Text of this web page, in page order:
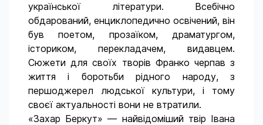
української літератури. Всебічно
обдарований, енциклопедично освічений, він
був поетом, прозаїком, драматургом,
істориком, перекладачем, видавцем.
Сюжети для своїх творів Франко черпав з
життя і боротьби рідного народу, з
першоджерел людської культури, і тому
своєї актуальності вони не втратили.
«Захар Беркут» — найвідоміший твір Івана